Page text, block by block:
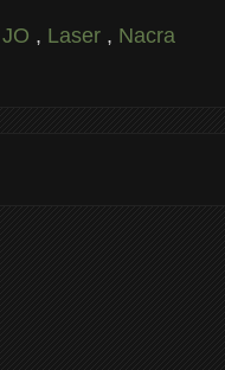
JO , Laser , Nacra